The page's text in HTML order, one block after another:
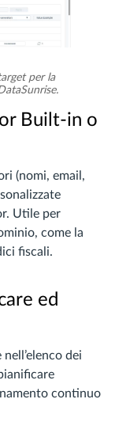
per la
Built-in o
(nomi, email,
Utile per
come la
fiscali.
ed
dei
continuo